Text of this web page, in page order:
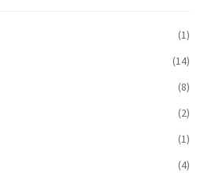
(1)
(14)
(8)
(2)
(1)
(4)